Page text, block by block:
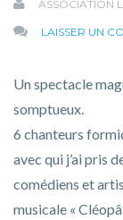
ASSOCIATION
LAISSER UN
Un spectacle
somptueux.
6 chanteurs
avec qui j’ai pris
comédiens et
musicale «